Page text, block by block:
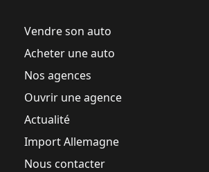
Vendre son auto
Acheter une auto
Nos agences
Ouvrir une agence
Actualité
Import Allemagne
Nous contacter